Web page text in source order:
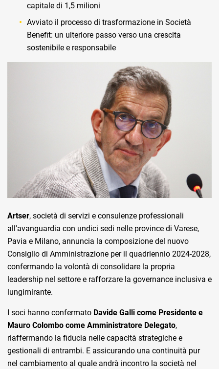
capitale di 1,5 milioni
Avviato il processo di trasformazione in Società
Benefit: un ulteriore passo verso una crescita
sostenibile e responsabile
Artser, società di servizi e consulenze professionali
all'avanguardia con undici sedi nelle province di Varese,
Pavia e Milano, annuncia la composizione del nuovo
Consiglio di Amministrazione per il quadriennio 2024-2028,
confermando la volontà di consolidare la propria
leadership nel settore e rafforzare la governance inclusiva e
lungimirante.
I soci hanno confermato Davide Galli come Presidente e
Mauro Colombo come Amministratore Delegato,
riaffermando la fiducia nelle capacità strategiche e
gestionali di entrambi. E assicurando una continuità pur
nel cambiamento al quale andrà incontro la società nel